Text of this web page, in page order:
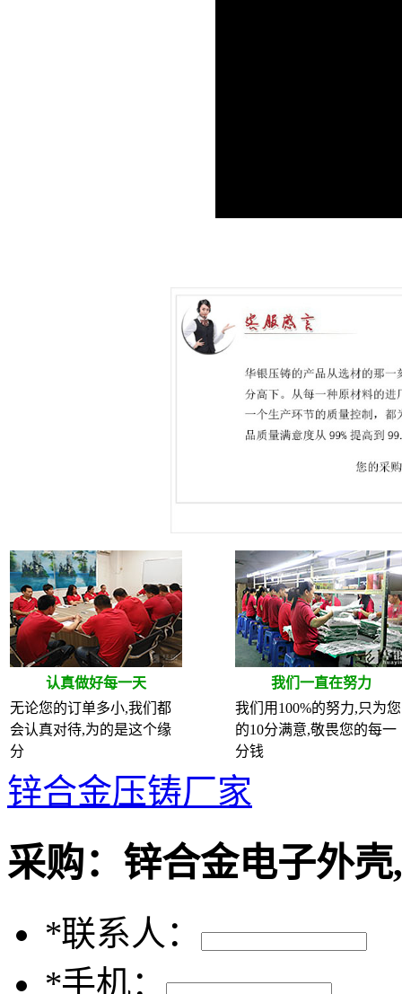
认真做好每一天
我们一直在努力
无论您的订单多小,我们都
会认真对待,为的是这个缘
分
我们用100%的努力,只为您
的10分满意,敬畏您的每一
分钱
锌合金压铸厂家
采购： 锌合金电子外
*联系人：
*手机：